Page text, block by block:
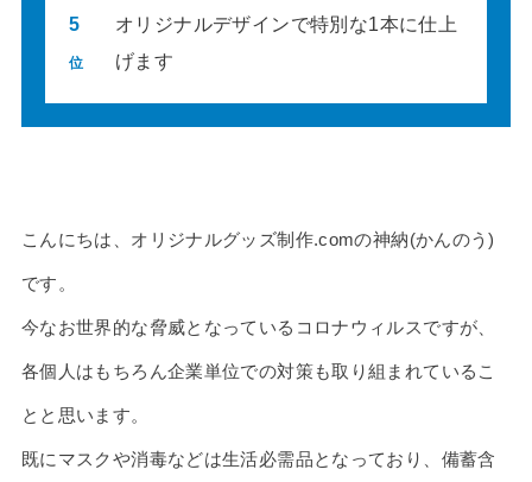
5
位
オリジナルデザインで特別な1本に仕上
げます
こんにちは、オリジナルグッズ制作.comの神納(かんのう)
です。
今なお世界的な脅威となっているコロナウィルスですが、
各個人はもちろん企業単位での対策も取り組まれているこ
とと思います。
既にマスクや消毒などは生活必需品となっており、備蓄含